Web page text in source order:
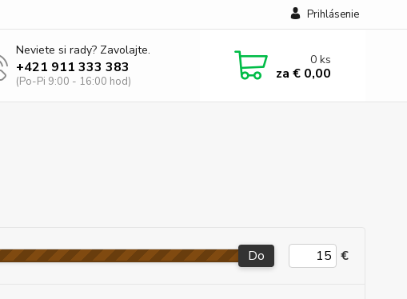
Prihlásenie
Neviete si rady? Zavolajte.
+421 911 333 383
(Po-Pi 9:00 - 16:00 hod)
0ks
za € 0,00
Do €